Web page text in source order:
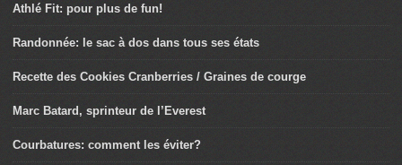
Athlé Fit: pour plus de fun!
Randonnée: le sac à dos dans tous ses états
Recette des Cookies Cranberries / Graines de courge
Marc Batard, sprinteur de l’Everest
Courbatures: comment les éviter?